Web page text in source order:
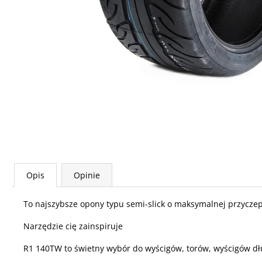
Opis Opinie
To najszybsze opony typu semi-slick o maksymalnej
Narzędzie cię zainspiruje
R1 140TW to świetny wybór do wyścigów, torów, wyścigów